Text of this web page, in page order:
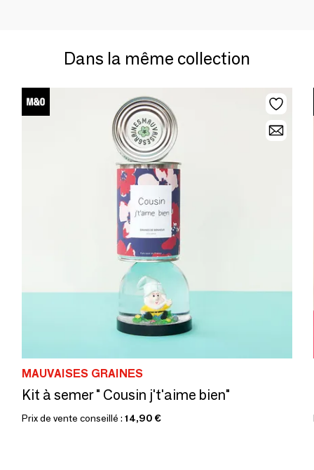
Dans la même collection
MAUVAISES GRAINES
Kit à semer " Cousin j't'aime bien"
Prix de vente conseillé : 14,90 €